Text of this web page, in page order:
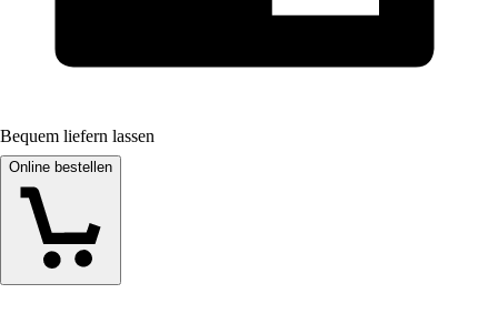
Bequem liefern lassen
Online bestellen